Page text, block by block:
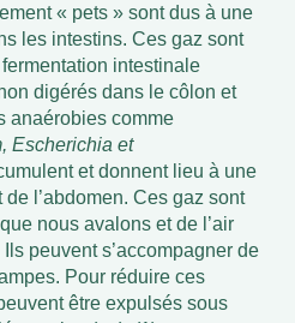
« pets » sont dus à une
les intestins. Ces gaz sont
intestinale
digérés dans le côlon et
anaérobies comme
Escherichia et
et donnent lieu à une
l’abdomen. Ces gaz sont
nous avalons et de l’air
peuvent s’accompagner de
Pour réduire ces
être expulsés sous